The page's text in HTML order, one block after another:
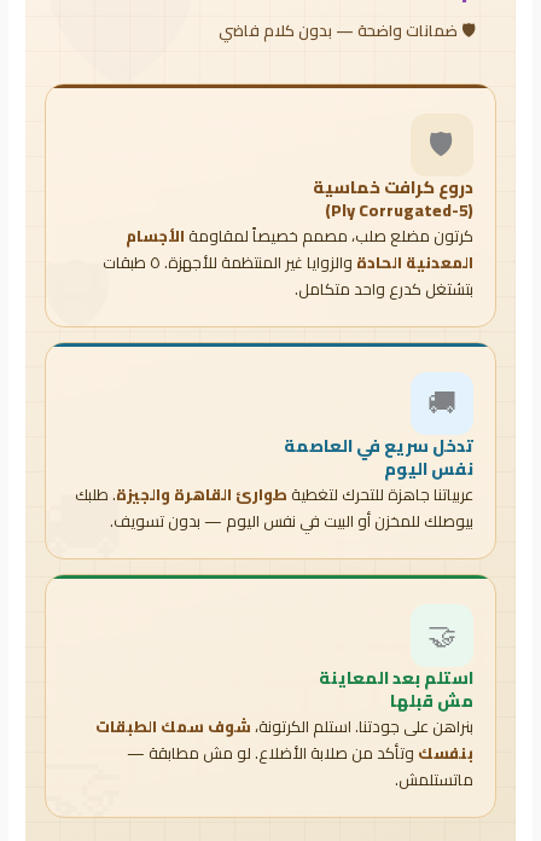
🛡️ ضمانات واضحة — بدون كلام فاضي
🛡️
دروع كرافت خماسية
(5-Ply Corrugated)
كرتون مضلع صلب، مصمم خصيصاً لمقاومة الأجسام
المعدنية الحادة
والزوايا غير المنتظمة للأجهزة. ٥ طبقات
بتشتغل كدرع واحد متكامل.
🚚
تدخل سريع في العاصمة
نفس اليوم
عربياتنا جاهزة للتحرك لتغطية طوارئ القاهرة والجيزة. طلبك
بيوصلك للمخزن أو البيت في نفس اليوم — بدون تسويف.
🤝
استلم بعد المعاينة
مش قبلها
بنراهن على جودتنا. استلم الكرتونة،شوف سمك الطبقات
بنفسك وتأكد من صلابة الأضلاع. لو مش مطابقة —
ماتستلمش.